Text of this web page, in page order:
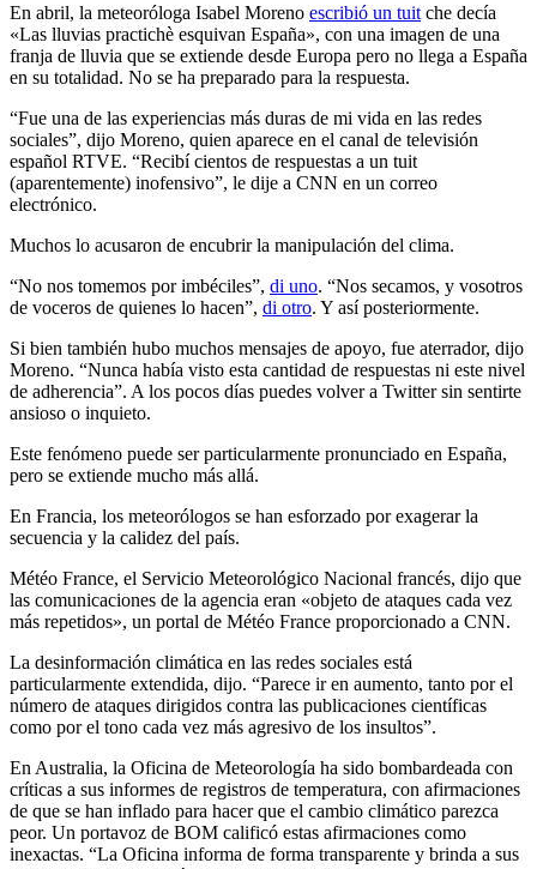
En abril, la meteoróloga Isabel Moreno escribió un tuit che decía
«Las lluvias practichè esquivan España», con una imagen de una
franja de lluvia que se extiende desde Europa pero no llega a España
en su totalidad. No se ha preparado para la respuesta.
“Fue una de las experiencias más duras de mi vida en las redes
sociales”, dijo Moreno, quien aparece en el canal de televisión
español RTVE. “Recibí cientos de respuestas a un tuit
(aparentemente) inofensivo”, le dije a CNN en un correo
electrónico.
Muchos lo acusaron de encubrir la manipulación del clima.
“No nos tomemos por imbéciles”, di uno. “Nos secamos, y vosotros
de voceros de quienes lo hacen”, di otro. Y así posteriormente.
Si bien también hubo muchos mensajes de apoyo, fue aterrador, dijo
Moreno. “Nunca había visto esta cantidad de respuestas ni este nivel
de adherencia”. A los pocos días puedes volver a Twitter sin sentirte
ansioso o inquieto.
Este fenómeno puede ser particularmente pronunciado en España,
pero se extiende mucho más allá.
En Francia, los meteorólogos se han esforzado por exagerar la
secuencia y la calidez del país.
Météo France, el Servicio Meteorológico Nacional francés, dijo que
las comunicaciones de la agencia eran «objeto de ataques cada vez
más repetidos», un portal de Météo France proporcionado a CNN.
La desinformación climática en las redes sociales está
particularmente extendida, dijo. “Parece ir en aumento, tanto por el
número de ataques dirigidos contra las publicaciones científicas
como por el tono cada vez más agresivo de los insultos”.
En Australia, la Oficina de Meteorología ha sido bombardeada con
críticas a sus informes de registros de temperatura, con afirmaciones
de que se han inflado para hacer que el cambio climático parezca
peor. Un portavoz de BOM calificó estas afirmaciones como
inexactas. “La Oficina informa de forma transparente y brinda a sus